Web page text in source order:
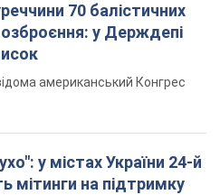
70 балістичних
озброєння: у Держдепі
американський Конгрес
у містах України 24-й
мітинги на підтримку